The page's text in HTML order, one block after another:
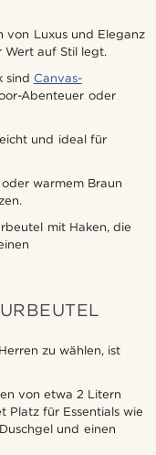
von Luxus und Eleganz
Wert auf Stil legt.
sind Canvas-
Abenteuer oder
und ideal für
warmem Braun
mit Haken, die
zu wählen, ist
von etwa 2 Litern
Platz für Essentials wie
und einen